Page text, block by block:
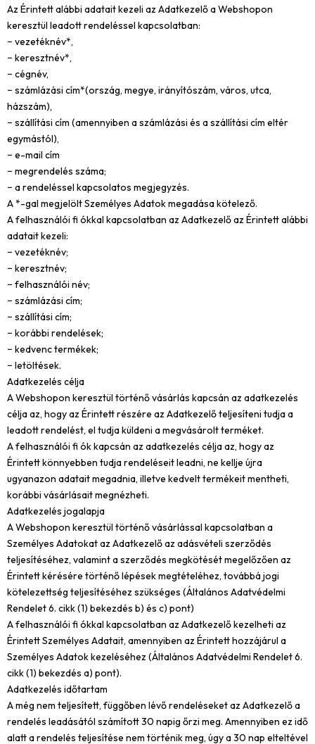
Az Érintett alábbi adatait kezeli az Adatkezelő a Webshopon
keresztül leadott rendeléssel kapcsolatban:
− vezetéknév*,
− keresztnév*,
− cégnév,
− számlázási cím*(ország, megye, irányítószám, város, utca,
házszám),
− szállítási cím (amennyiben a számlázási és a szállítási cím eltér
egymástól),
− e-mail cím
− megrendelés száma;
− a rendeléssel kapcsolatos megjegyzés.
A *-gal megjelölt Személyes Adatok megadása kötelező.
A felhasználói fi ókkal kapcsolatban az Adatkezelő az Érintett alábbi
adatait kezeli:
− vezetéknév;
− keresztnév;
− felhasználói név;
− számlázási cím;
− szállítási cím;
− korábbi rendelések;
− kedvenc termékek;
− letöltések.
Adatkezelés célja
A Webshopon keresztül történő vásárlás kapcsán az adatkezelés
célja az, hogy az Érintett részére az Adatkezelő teljesíteni tudja a
leadott rendelést, el tudja küldeni a megvásárolt terméket.
A felhasználói fi ók kapcsán az adatkezelés célja az, hogy az
Érintett könnyebben tudja rendeléseit leadni, ne kellje újra
ugyanazon adatait megadnia, illetve kedvelt termékeit mentheti,
korábbi vásárlásait megnézheti.
Adatkezelés jogalapja
A Webshopon keresztül történő vásárlással kapcsolatban a
Személyes Adatokat az Adatkezelő az adásvételi szerződés
teljesítéséhez, valamint a szerződés megkötését megelőzően az
Érintett kérésére történő lépések megtételéhez, továbbá jogi
kötelezettség teljesítéséhez szükséges (Általános Adatvédelmi
Rendelet 6. cikk (1) bekezdés b) és c) pont)
A felhasználói fi ókkal kapcsolatban az Adatkezelő kezelheti az
Érintett Személyes Adatait, amennyiben az Érintett hozzájárul a
Személyes Adatok kezeléséhez (Általános Adatvédelmi Rendelet 6.
cikk (1) bekezdés a) pont).
Adatkezelés időtartam
A még nem teljesített, függőben lévő rendeléseket az Adatkezelő a
rendelés leadásától számított 30 napig őrzi meg. Amennyiben ez idő
alatt a rendelés teljesítése nem történik meg, úgy a 30 nap elteltével